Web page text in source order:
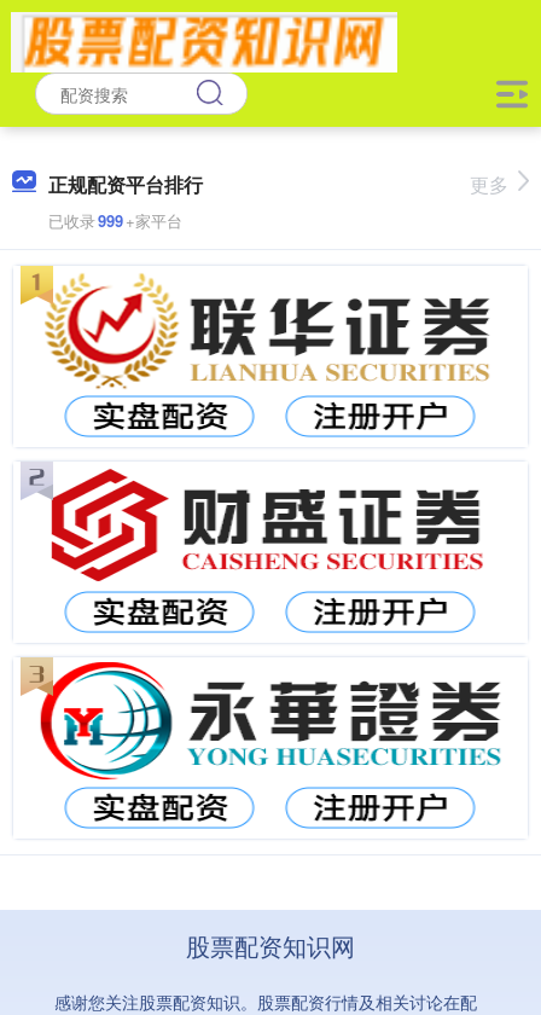
正规配资平台排行
已收录999+家平台
更多
股票配资知识网
感谢您关注股票配资知识。股票配资行情及相关讨论在配